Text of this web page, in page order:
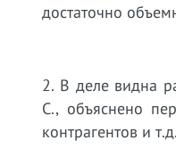
достаточно
2. В деле видна
С., объяснено
контрагентов и т.д.